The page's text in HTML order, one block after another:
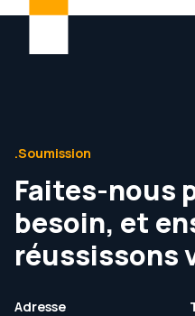
.Soumission
Faites-nous
besoin, et
réussissons
Adresse